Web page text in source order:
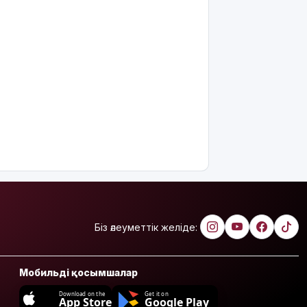
Біз әлеуметтік желіде:
Мобильді қосымшалар
Download on the
App Store
Get it on
Google Play